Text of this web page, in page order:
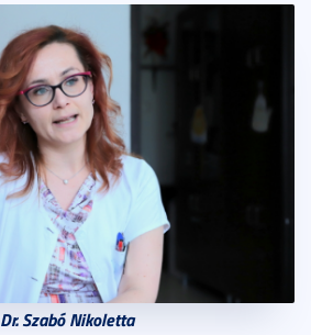
Dr. Szabó Nikoletta